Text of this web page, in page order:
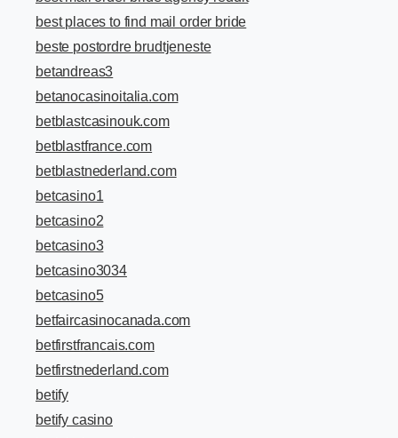
best places to find mail order bride
beste postordre brudtjeneste
betandreas3
betanocasinoitalia.com
betblastcasinouk.com
betblastfrance.com
betblastnederland.com
betcasino1
betcasino2
betcasino3
betcasino3034
betcasino5
betfaircasinocanada.com
betfirstfrancais.com
betfirstnederland.com
betify
betify casino